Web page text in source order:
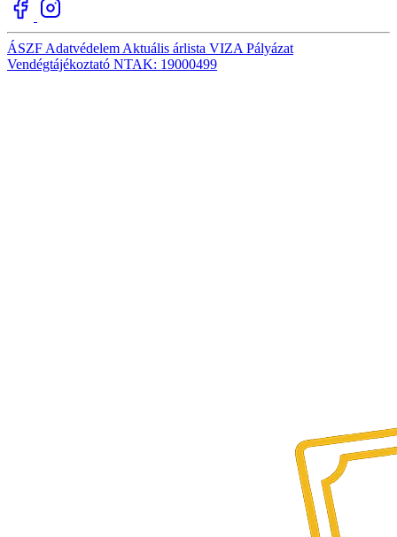
ÁSZF Adatvédelem Aktuális árlista VIZA Pályázat
Vendégtájékoztató NTAK: 19000499